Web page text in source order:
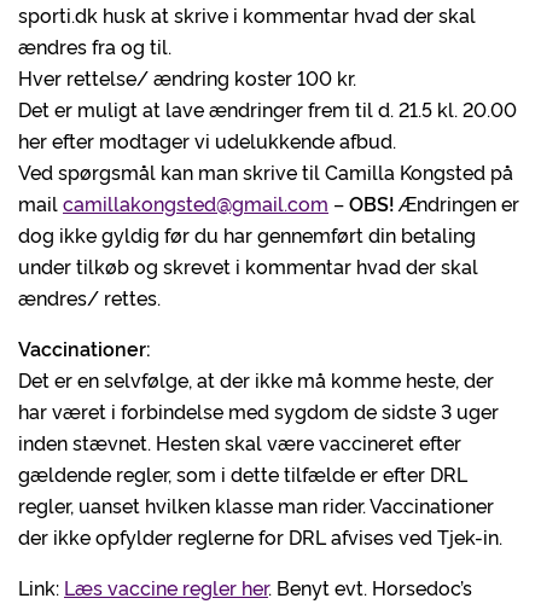
sporti.dk husk at skrive i kommentar hvad der skal
ændres fra og til.
Hver rettelse/ ændring koster 100 kr.
Det er muligt at lave ændringer frem til d. 21.5 kl. 20.00
her efter modtager vi udelukkende afbud.
Ved spørgsmål kan man skrive til Camilla Kongsted på
mailcamillakongsted@gmail.com –OBS!Ændringen er
dog ikke gyldig før du har gennemført din betaling
under tilkøb og skrevet i kommentar hvad der skal
ændres/ rettes.
Vaccinationer:
Det er en selvfølge, at der ikke må komme heste, der
har været i forbindelse med sygdom de sidste 3 uger
inden stævnet. Hesten skal være vaccineret efter
gældende regler, som i dette tilfælde er efter DRL
regler, uanset hvilken klasse man rider. Vaccinationer
der ikke opfylder reglerne for DRL afvises ved Tjek-in.
Link: Læs vaccine regler her. Benyt evt. Horsedoc’s